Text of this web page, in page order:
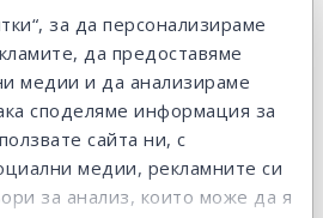
за да персонализираме
да предоставяме
медии и да анализираме
споделяме информация за
сайта ни, с
медии, рекламните си
за анализ, които може да я
2021 г.
мин.